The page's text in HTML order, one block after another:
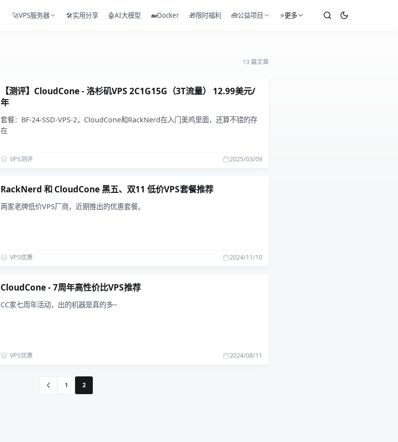
🚀VPS服务器 🛠️实用分享 🤖AI大模型 🐋Docker 🎁限时福利 🧰公益项目 ⭐更多
13 篇文章
【测评】CloudCone - 洛杉矶VPS 2C1G15G（3T流量） 12.99美元/
年
套餐：BF-24-SSD-VPS-2，CloudCone和RackNerd在入门美鸡里面，还算不错的存
在
2025/03/09
VPS测评
RackNerd 和 CloudCone 黑五、双11 低价VPS套餐推荐
两家老牌低价VPS厂商，近期推出的优惠套餐。
2024/11/10
VPS优惠
CloudCone - 7周年高性价比VPS推荐
CC家七周年活动，出的机器是真的多~
2024/08/11
VPS优惠
1 2